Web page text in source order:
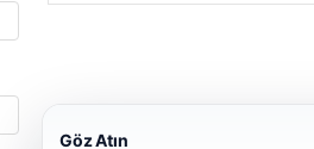
Göz Atın